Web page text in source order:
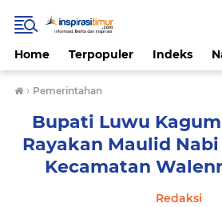
Home Terpopuler Indeks
› Pemerintahan
Bupati Luwu
Rayakan Maulid
Kecamatan
Redaksi